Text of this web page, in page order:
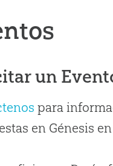
un
para
en Génesis